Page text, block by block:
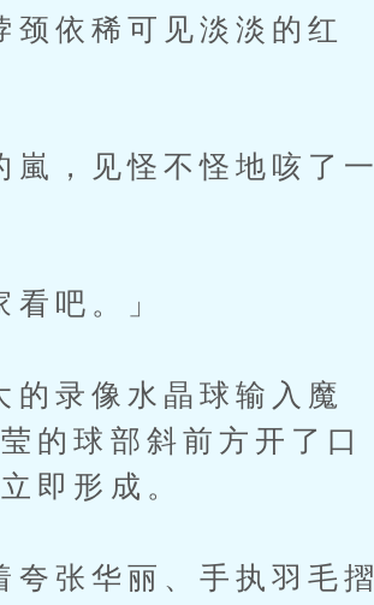
依稀可见淡淡的红
，见怪不怪地咳了一
吧。」
录像水晶球输入魔
的球部斜前方开了口
即形成。
张华丽、手执羽毛摺